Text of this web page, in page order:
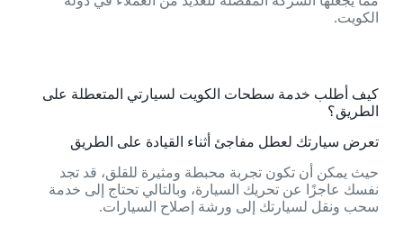
الكويت.
كيف أطلب خدمة سطحات الكويت لسيارتي المتعطلة على
الطريق؟
تعرض سيارتك لعطل مفاجئ أثناء القيادة على الطريق
حيث يمكن أن تكون تجربة محبطة ومثيرة للقلق، قد تجد
نفسك عاجزًا عن تحريك السيارة، وبالتالي تحتاج إلى خدمة
سحب ونقل لسيارتك إلى ورشة إصلاح السيارات.